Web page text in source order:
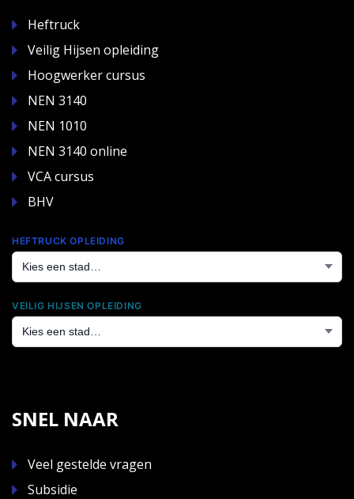
Heftruck
Veilig Hijsen opleiding
Hoogwerker cursus
NEN 3140
NEN 1010
NEN 3140 online
VCA cursus
BHV
HEFTRUCK OPLEIDING
VEILIG HIJSEN OPLEIDING
SNEL NAAR
Veel gestelde vragen
Subsidie